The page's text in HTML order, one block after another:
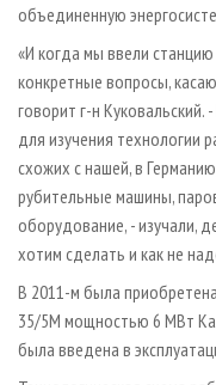
объединенную
«И когда мы ввели
конкретные вопросы,
говорит г-н
для изучения технологии
схожих с нашей, в
рубительные машины,
оборудование, - изучали,
хотим сделать и как не
В 2011-м была
35/5М мощностью 6 МВт
была введена в